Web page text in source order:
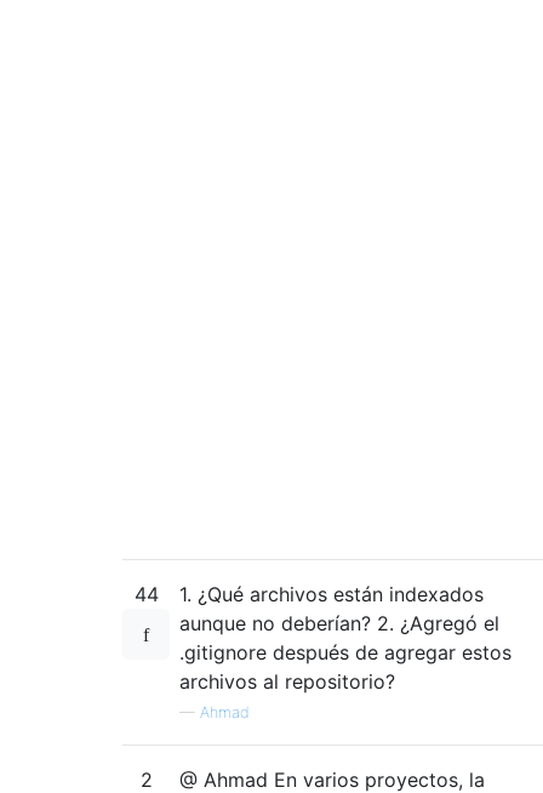
44
1. ¿Qué archivos están indexados
aunque no deberían? 2. ¿Agregó el
.gitignore después de agregar estos
archivos al repositorio?
— Ahmad
2 @ Ahmad En varios proyectos, la